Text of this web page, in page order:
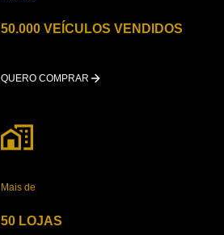
50.000 VEÍCULOS VENDIDOS
QUERO COMPRAR
Mais de
50 LOJAS